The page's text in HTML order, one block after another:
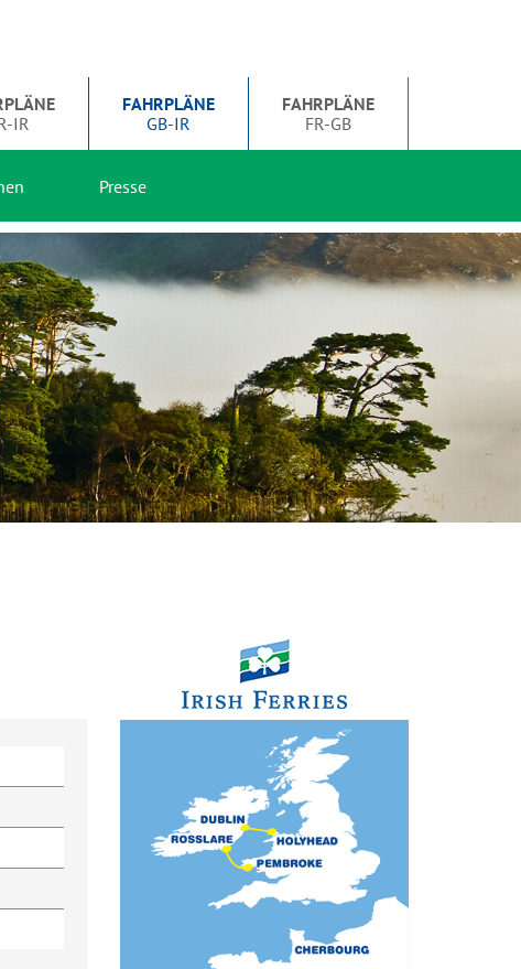
IR
FAHRPLÄNE
GB-IR
FAHRPLÄNE
FR-GB
Presse